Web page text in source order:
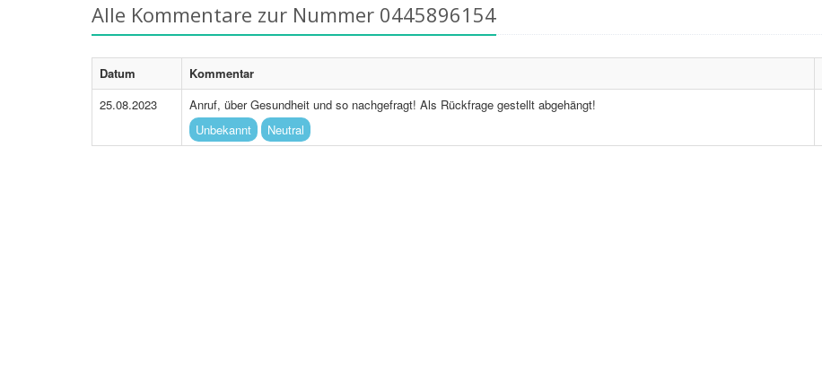
Alle Kommentare zur Nummer 0445896154
Datum
Kommentar
25.08.2023
Anruf, über Gesundheit und so nachgefragt! Als Rückfrage gestellt abgehängt!
Unbekannt
Neutral